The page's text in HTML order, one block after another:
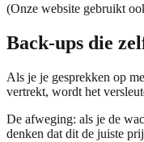
(Onze website gebruikt
Back-ups die
Als je je gesprekken op
vertrekt, wordt het
De afweging: als je de
denken dat dit de juiste